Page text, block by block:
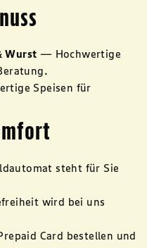
Wurst — Hochwertige
Speisen für
steht für Sie
wird bei uns
Card bestellen und